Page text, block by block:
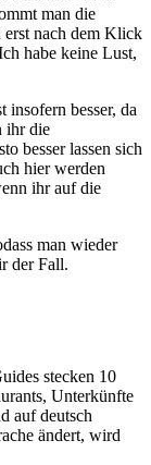
man die
nach dem Klick
habe keine Lust,
besser, da
ihr die
besser lassen sich
hier werden
ihr auf die
man wieder
der Fall.
stecken 10
Unterkünfte
auf deutsch
ändert, wird